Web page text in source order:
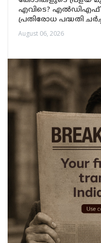
എവിടെ? എൽഡിഎഫ്
പ്രതിരോധ പദ്ധതി
August 06, 2026